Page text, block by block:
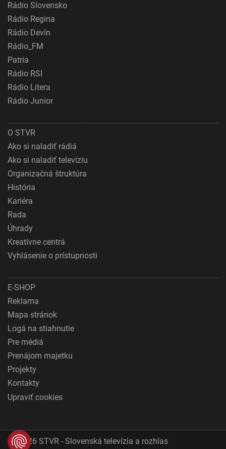
Rádio Slovensko
Rádio Regina
Rádio Devín
Rádio_FM
Patria
Rádio RSI
Rádio Litera
Rádio Junior
O STVR
Ako si naladiť rádiá
Ako si naladiť televíziu
Organizačná štruktúra
História
Kariéra
Rada
Úhrady
Kreatívne centrá
Vyhlásenie o prístupnosti
E-SHOP
Reklama
Mapa stránok
Logá na stiahnutie
Pre médiá
Prenájom majetku
Projekty
Kontakty
Upraviť cookies
© 2026 STVR - Slovenská televízia a rozhlas